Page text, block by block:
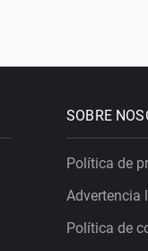
SOBRE
Política de
Advertencia
Política de